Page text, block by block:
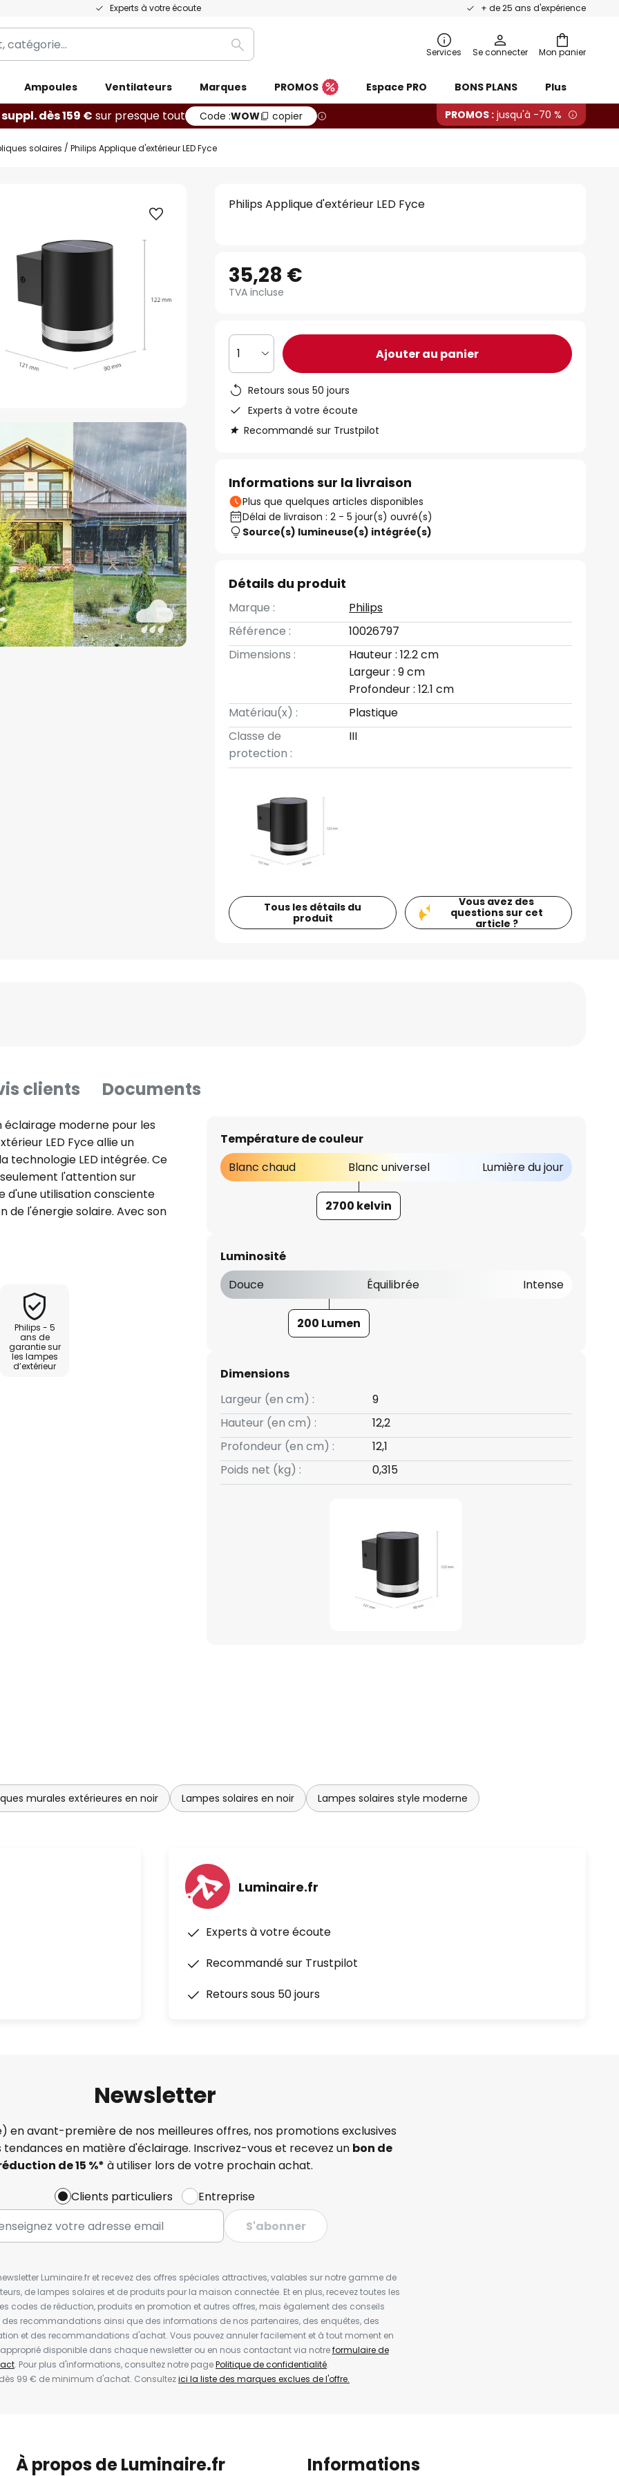
Experts à votre écoute + de 25 ans d'expérience
Mon panier
Rechercher Services Se connecter
Ampoules Ventilateurs Marques PROMOS Espace PRO BONS PLANS Plus
dès 159 € sur presque tout Code :WOW copier PROMOS : jusqu'à -70 %
solaires Philips Applique d'extérieur LED Fyce
Philips Applique d'extérieur LED Fyce
35,28 €
TVA incluse
1 Ajouter au panier
Retours sous 50 jours
Experts à votre écoute
Recommandé sur Trustpilot
Informations sur la livraison
Plus que quelques articles disponibles
Délai de livraison : 2 - 5 jour(s) ouvré(s)
Source(s) lumineuse(s) intégrée(s)
Détails du produit
Marque :
Philips
Référence :
10026797
Dimensions :
Hauteur : 12.2 cm
Largeur : 9 cm
Profondeur : 12.1 cm
Matériau(x) :
Plastique
Classe de
protection :
III
Tous les détails du
produit
Vous avez des
questions sur cet
article ?
clients Documents
éclairage moderne pour les
LED Fyce allie un
technologie LED intégrée. Ce
l'attention sur
d'une utilisation consciente
de l'énergie solaire. Avec son
parfaitement dans
d'énergie pour l'extérieur. La
ne dépend pas de sources
Philips - 5
ans de
garantie sur
les lampes
d’extérieur
Température de couleur
Blanc chaud
Blanc universel Lumière du jour
2700 kelvin
Luminosité
Douce
Équilibrée Intense
200 Lumen
Dimensions
Largeur (en cm) :
9
Hauteur (en cm) :
12,2
Profondeur (en cm) :
12,1
Poids net (kg) :
0,315
murales extérieures en noir Lampes solaires en noir Lampes solaires style moderne
Luminaire.fr
Experts à votre écoute
Recommandé sur Trustpilot
Retours sous 50 jours
Newsletter
en avant-première de nos meilleures offres, nos promotions exclusives
tendances en matière d'éclairage. Inscrivez-vous et recevez un bon de
de 15 %* à utiliser lors de votre prochain achat.
Clients particuliers
Entreprise
S'abonner
Luminaire.fr et recevez des offres spéciales attractives, valables sur notre gamme de
de lampes solaires et de produits pour la maison connectée. Et en plus, recevez toutes les
codes de réduction, produits en promotion et autres offres, mais également des conseils
des recommandations ainsi que des informations de nos partenaires, des enquêtes, des
et des recommandations d'achat. Vous pouvez annuler facilement et à tout moment en
disponible dans chaque newsletter ou en nous contactant via notreformulaire de
. Pour plus d'informations, consultez notre pagePolitique de confidentialité.
99 € de minimum d'achat. Consultezici la liste des marques exclues de l'offre.
À propos de Luminaire.fr Informations